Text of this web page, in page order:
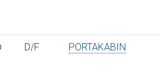
D/F PORTAKABIN